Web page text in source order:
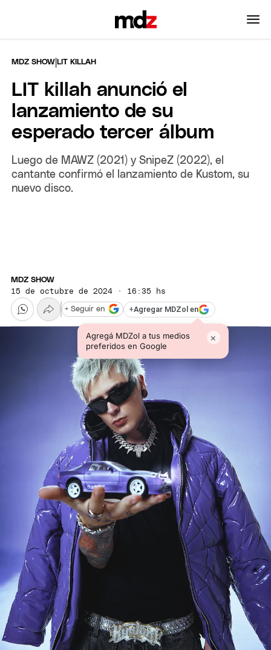
MDZ SHOW |LIT KILLAH
LIT killah anunció el
lanzamiento de su
esperado tercer álbum
Luego de MAWZ (2021) y SnipeZ (2022), el
cantante confirmó el lanzamiento de Kustom, su
nuevo disco.
MDZ SHOW
15 de octubre de 2024 · 16:35 hs
+Agregar MDZol en
Agregá MDZol a tus medios
preferidos en Google
×
+ Seguir en